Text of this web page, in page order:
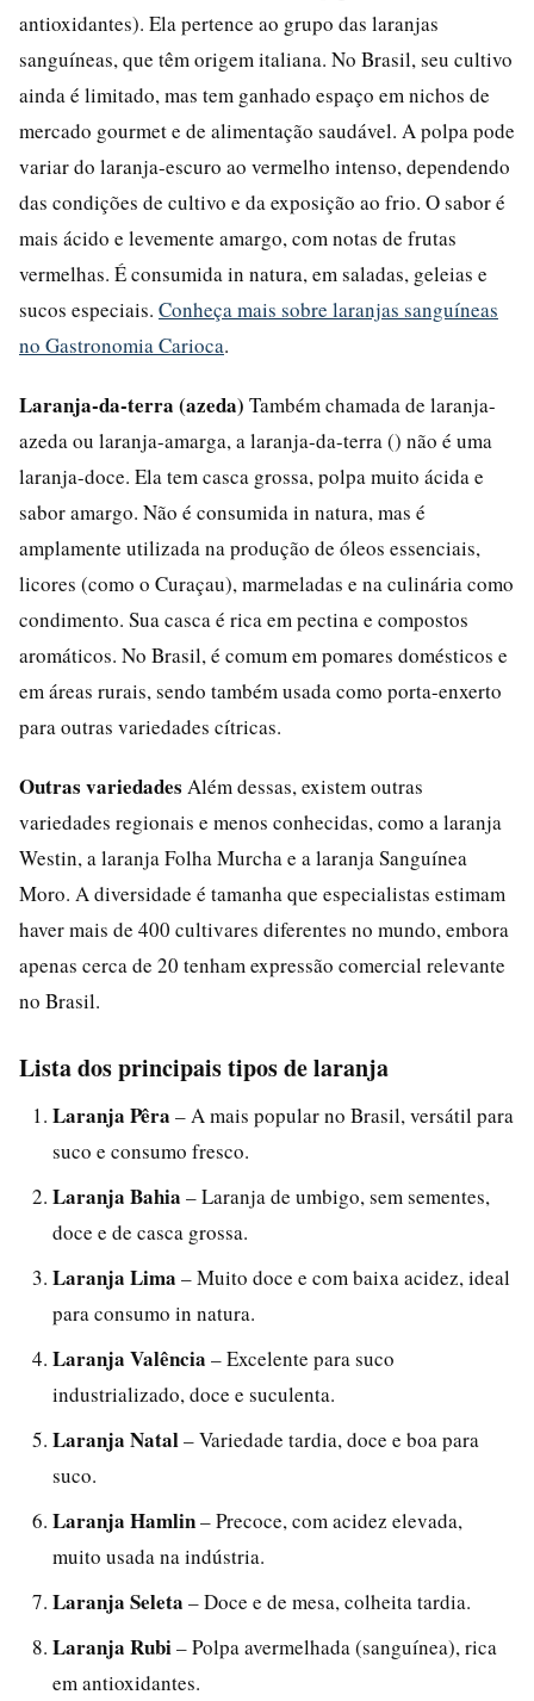
antioxidantes). Ela pertence ao grupo das laranjas
sanguíneas, que têm origem italiana. No Brasil, seu cultivo
ainda é limitado, mas tem ganhado espaço em nichos de
mercado gourmet e de alimentação saudável. A polpa pode
variar do laranja-escuro ao vermelho intenso, dependendo
das condições de cultivo e da exposição ao frio. O sabor é
mais ácido e levemente amargo, com notas de frutas
vermelhas. É consumida in natura, em saladas, geleias e
sucos especiais. Conheça mais sobre laranjas sanguíneas
no Gastronomia Carioca.
Laranja-da-terra (azeda) Também chamada de laranja-
azeda ou laranja-amarga, a laranja-da-terra () não é uma
laranja-doce. Ela tem casca grossa, polpa muito ácida e
sabor amargo. Não é consumida in natura, mas é
amplamente utilizada na produção de óleos essenciais,
licores (como o Curaçau), marmeladas e na culinária como
condimento. Sua casca é rica em pectina e compostos
aromáticos. No Brasil, é comum em pomares domésticos e
em áreas rurais, sendo também usada como porta-enxerto
para outras variedades cítricas.
Outras variedades Além dessas, existem outras
variedades regionais e menos conhecidas, como a laranja
Westin, a laranja Folha Murcha e a laranja Sanguínea
Moro. A diversidade é tamanha que especialistas estimam
haver mais de 400 cultivares diferentes no mundo, embora
apenas cerca de 20 tenham expressão comercial relevante
no Brasil.
Lista dos principais tipos de laranja
Laranja Pêra – A mais popular no Brasil, versátil para
suco e consumo fresco.
Laranja Bahia – Laranja de umbigo, sem sementes,
doce e de casca grossa.
Laranja Lima – Muito doce e com baixa acidez, ideal
para consumo in natura.
Laranja Valência – Excelente para suco
industrializado, doce e suculenta.
Laranja Natal– Variedade tardia, doce e boa para
suco.
Laranja Hamlin– Precoce, com acidez elevada,
muito usada na indústria.
Laranja Seleta – Doce e de mesa, colheita tardia.
Laranja Rubi– Polpa avermelhada (sanguínea), rica
em antioxidantes.